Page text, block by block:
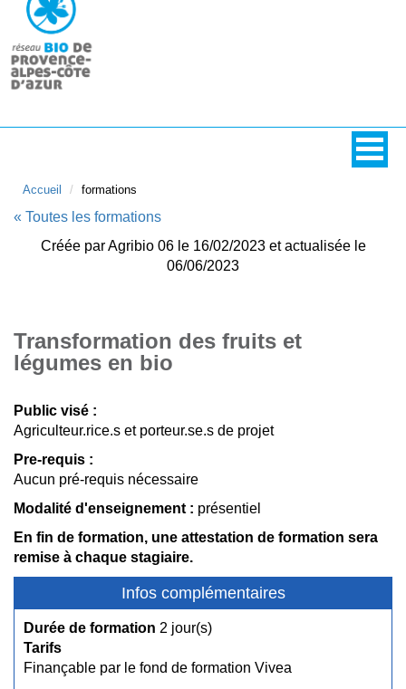
Accueil formations
« Toutes les formations
Créée par Agribio 06 le 16/02/2023 et actualisée le
06/06/2023
Transformation des fruits et
légumes en bio
Public visé :
Agriculteur.rice.s et porteur.se.s de projet
Pre-requis :
Aucun pré-requis nécessaire
Modalité d'enseignement : présentiel
En fin de formation, une attestation de formation sera
remise à chaque stagiaire.
Infos complémentaires
Durée de formation 2 jour(s)
Tarifs
Finançable par le fond de formation Vivea